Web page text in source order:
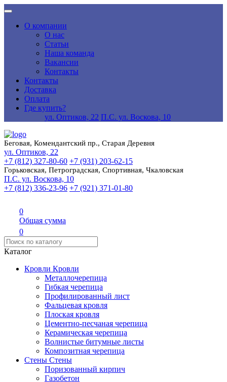
О компании
О нас
Статьи
Наша команда
Вакансии
Контакты
Контакты
Доставка
Оплата
Где купить?
ул. Оптиков, 22 П.С. ул. Воскова, 10
Беговая, Комендантский пр., Старая Деревня
ул. Оптиков, 22
+7 (812) 327-80-60 +7 (931) 203-62-15
Горьковская, Петроградская, Спортивная, Чкаловская
П.С. ул. Воскова, 10
+7 (812) 336-23-96 +7 (921) 371-01-80
0
Общая сумма
0
Каталог
Кровли Кровли
Металлочерепица
Гибкая черепица
Профилированный лист
Фальцевая кровля
Плоская кровля
Цементно-песчаная черепица
Керамическая черепица
Волнистые битумные листы
Композитная черепица
Стены Стены
Поризованный кирпич
Газобетон